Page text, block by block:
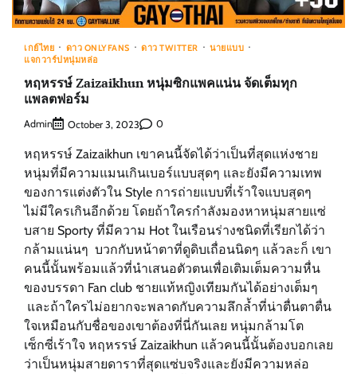
เกย์ไทย ดาว ONLYFANS ดาว TWITTER
นายแบบ
แจกวาร์ปหนุ่มหล่อ
หฤหรรษ์ Zaizaikhun หนุ่มซิกแพคแน่น จัดเต็มทุก
แพลตฟอร์ม
Admin October 3, 2023 0
หฤหรรษ์ Zaizaikhun เขาคนนี้จัดได้ว่าเป็นที่สุดแห่งชาย
หนุ่มที่มีความแมนเกินเบอร์แบบสุดๆ และยังมีความเทพ
ของการแต่งตัวใน Style การถ่ายแบบที่เร้าใจแบบสุดๆ
ไม่มีใครเกินอีกด้วย โดยถ้าใครกำลังมองหาหนุ่มสายแซ่
บสาย Sporty ที่มีความ Hot ในเรือนร่างชนิดที่เรียกได้ว่า
กล้ามแน่นๆ บวกกับหน้าตาที่ดูดิบเถื่อนนิดๆ แล้วละก็ เขา
คนนี้นั้นพร้อมแล้วที่นำเสนอตัวตนเพื่อเติมเต็มความหื่น
ของบรรดา Fan club ชายแท้หญิงเทียมกันได้อย่างเต็มๆ
และถ้าใครไม่อยากจะพลาดกับความลึกล้ำที่น่าตื่นตาตื่น
ใจเหมือนกับชื่อของเขาต้องที่นี่กันเลย หนุ่มกล้ามโต
เซ็กซี่เร้าใจ หฤหรรษ์ Zaizaikhun แล้วคนนี้นั้นต้องบอกเลย
ว่าเป็นหนุ่มสายดาราที่สุดแซ่บจริงและยังมีความหล่อ